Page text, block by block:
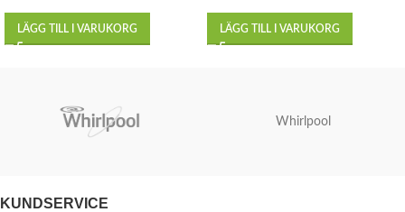
LÄGG TILL I VARUKORG LÄGG TILL I VARUKORG
Whirlpool
KUNDSERVICE